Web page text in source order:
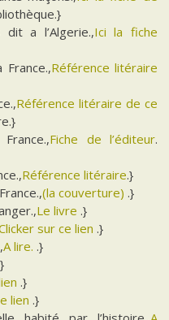
a l’Algerie.,Ici la fiche
Référence litéraire
Référence litéraire de ce
Fiche de l’éditeur.
Référence litéraire.}
(la couverture) .}
Le livre .}
sur ce lien .}
A lire. .}
.}
lien .}